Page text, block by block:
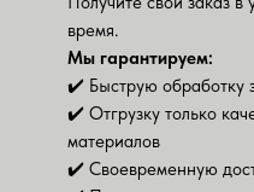
время.
Мы гарантируем:
✔️ Быструю обработку
✔️ Отгрузку только
материалов
✔️ Своевременную